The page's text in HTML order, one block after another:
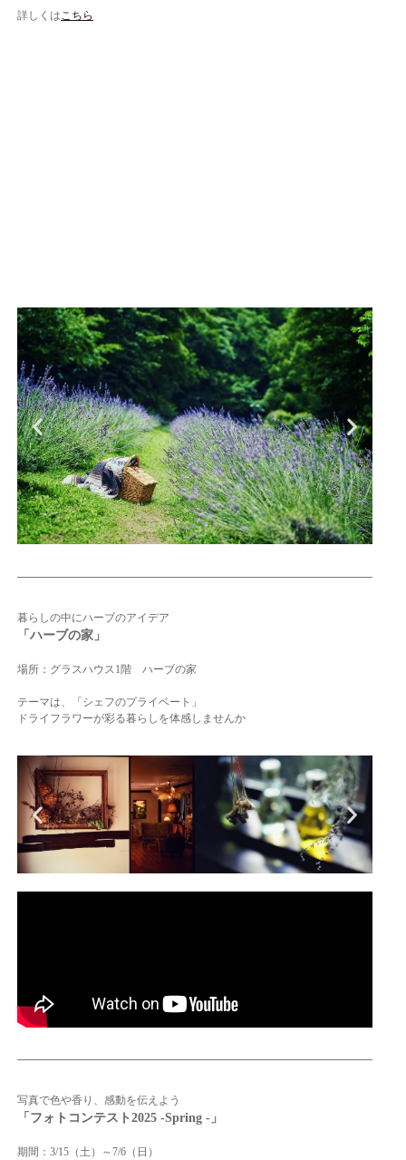
詳しくは こちら
暮らしの中にハーブのアイデア
「ハーブの家」
場所：グラスハウス1階 ハーブの家
テーマは、「シェフのプライベート」
ドライフラワーが彩る暮らしを体感しませんか
写真で色や香り、感動を伝えよう
「フォトコンテスト2025 -Spring -」
期間：3/15（土）～7/6（日）